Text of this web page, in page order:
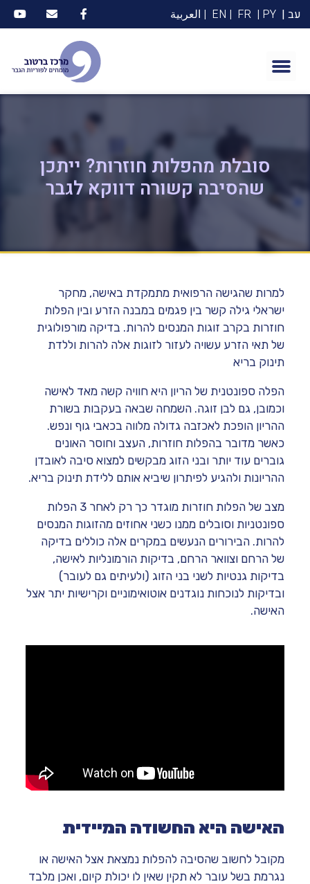
עב | PY |
FR
| EN | العربية
סובלת מהפלות חוזרות? ייתכן
שהסיבה קשורה דווקא לגבר
למרות שהגישה הרפואית מתמקדת באישה, מחקר
ישראלי גילה קשר בין פגמים במבנה הזרע ובין הפלות
חוזרות בקרב זוגות המנסים להרות. בדיקה מורפולוגית
של תאי הזרע עשויה לעזור לזוגות אלה להרות וללדת
תינוק בריא
הפלה ספונטנית של הריון היא חוויה קשה מאד לאישה
וכמובן, גם לבן זוגה. השמחה שבאה בעקבות בשורת
ההריון הופכת לאכזבה גדולה מלווה בכאבי גוף ונפש.
כאשר מדובר בהפלות חוזרות, העצב וחוסר האונים
גוברים עוד יותר ובני הזוג מבקשים למצוא סיבה לאובדן
ההריונות ולהגיע לפיתרון שיביא אותם ללידת תינוק בריא.
מצב של הפלות חוזרות מוגדר כך רק לאחר 3 הפלות
ספונטניות וסובלים ממנו כשני אחוזים מהזוגות המנסים
להרות. הבירורים הנעשים במקרים אלה כוללים בדיקה
של הרחם וצוואר הרחם, בדיקות הורמונליות לאישה,
בדיקות גנטיות לשני בני הזוג (ולעיתים גם לעובר)
ובדיקות לנוכחות נוגדנים אוטואימוניים וקרישיות יתר אצל
האישה.
האישה היא החשודה המיידית
מקובל לחשוב שהסיבה להפלות נמצאת אצל האישה או
נגרמת בשל עובר לא תקין שאין לו יכולת קיום, ואכן מלבד